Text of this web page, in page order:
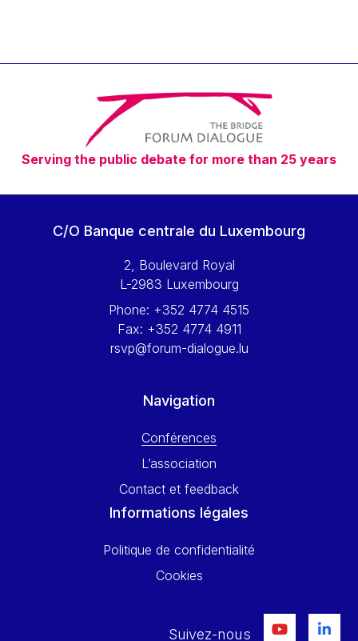
Serving the public debate for more than 25 years
C/O Banque centrale du Luxembourg
2, Boulevard Royal
L-2983 Luxembourg
Phone: +352 4774 4515
Fax: +352 4774 4911
rsvp@forum-dialogue.lu
Navigation
Conférences
L’association
Contact et feedback
Informations légales
Politique de confidentialité
Cookies
Suivez-nous